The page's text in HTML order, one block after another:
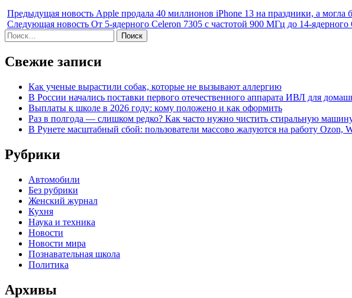
Предыдущая новость Apple продала 40 миллионов iPhone 13 на праздники, а могла
Следующая новость От 5-ядерного Celeron 7305 c частотой 900 МГц до 14-
Найти:
Свежие записи
Как ученые вырастили собак, которые не вызывают аллергию
В России начались поставки первого отечественного аппарата ИВЛ для
Выплаты к школе в 2026 году: кому положено и как оформить
Раз в полгода — слишком редко? Как часто нужно чистить стиральную
В Рунете масштабный сбой: пользователи массово жалуются на работу
Рубрики
Автомобили
Без рубрики
Женский журнал
Кухня
Наука и техника
Новости
Новости мира
Познавательная школа
Политика
Архивы